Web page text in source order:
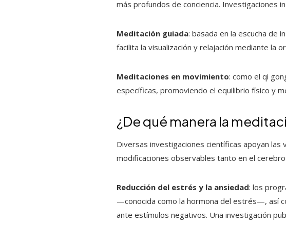
más profundos de conciencia. Investigaciones
Meditación guiada: basada en la escucha de
facilita la visualización y relajación mediante la
Meditaciones en movimiento: como el qi
específicas, promoviendo el equilibrio físico y
¿De qué manera la
Diversas investigaciones científicas apoyan
modificaciones observables tanto en el
Reducción del estrés y la ansiedad: los
—conocida como la hormona del estrés—, así
ante estímulos negativos. Una investigación